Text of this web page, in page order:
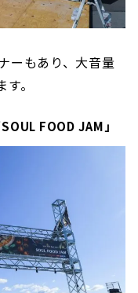
ーもあり、大音量
。
FOOD JAM」